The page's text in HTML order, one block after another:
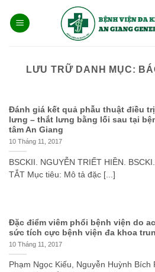
qua
LƯU TRỮ DANH MỤC:
Đánh giá kết quả phẫu thuật điều
lưng – thắt lưng bằng lối sau tại
tâm An Giang
10 Tháng 11, 2017
BSCKII. NGUYỄN TRIẾT HIỀN.
TẮT Mục tiêu: Mô tả đặc [...]
Đặc điểm viêm phổi bệnh viện do
sức tích cực bệnh viện đa khoa
10 Tháng 11, 2017
Phạm Ngọc Kiếu, Nguyễn Huỳnh